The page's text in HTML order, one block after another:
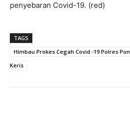
penyebaran Covid-19. (red)
TAGS
Himbau Prokes Cegah Covid -19 Polres
Keris